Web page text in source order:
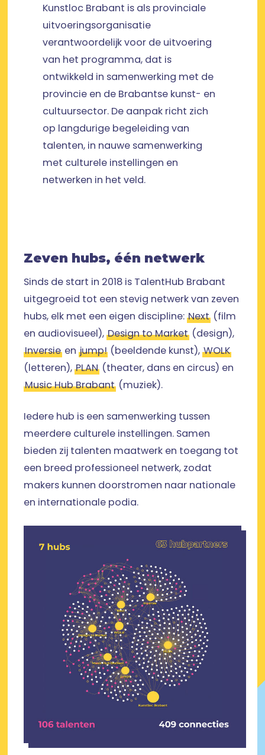
Kunstloc Brabant is als provinciale
uitvoeringsorganisatie
verantwoordelijk voor de uitvoering
van het programma, dat is
ontwikkeld in samenwerking met de
provincie en de Brabantse kunst- en
cultuursector. De aanpak richt zich
op langdurige begeleiding van
talenten, in nauwe samenwerking
met culturele instellingen en
netwerken in het veld.
Zeven hubs, één netwerk
Sinds de start in 2018 is TalentHub Brabant
uitgegroeid tot een stevig netwerk van zeven
hubs, elk met een eigen discipline:Next(film
en audiovisueel),Design to Market(design),
Inversieen jump! (beeldende kunst),WOLK
(letteren),PLAN(theater, dans en circus) en
Music Hub Brabant(muziek).
Iedere hub is een samenwerking tussen
meerdere culturele instellingen. Samen
bieden zij talenten maatwerk en toegang tot
een breed professioneel netwerk, zodat
makers kunnen doorstromen naar nationale
en internationale podia.